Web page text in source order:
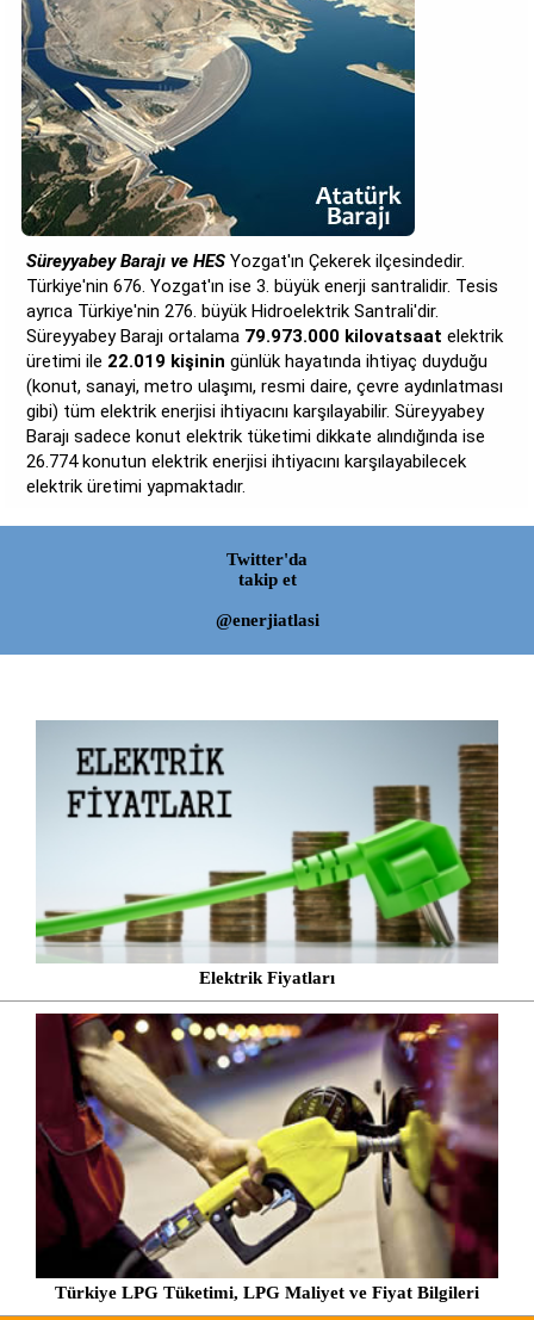
Süreyyabey Barajı ve HES Yozgat'ın Çekerek ilçesindedir.
Türkiye'nin 676. Yozgat'ın ise 3. büyük enerji santralidir. Tesis
ayrıca Türkiye'nin 276. büyük Hidroelektrik Santrali'dir.
Süreyyabey Barajı ortalama 79.973.000 kilovatsaat elektrik
üretimi ile 22.019 kişinin günlük hayatında ihtiyaç duyduğu
(konut, sanayi, metro ulaşımı, resmi daire, çevre aydınlatması
gibi) tüm elektrik enerjisi ihtiyacını karşılayabilir. Süreyyabey
Barajı sadece konut elektrik tüketimi dikkate alındığında ise
26.774 konutun elektrik enerjisi ihtiyacını karşılayabilecek
elektrik üretimi yapmaktadır.
Twitter'da
takip et
@enerjiatlasi
Elektrik Fiyatları
Türkiye LPG Tüketimi, LPG Maliyet ve Fiyat Bilgileri